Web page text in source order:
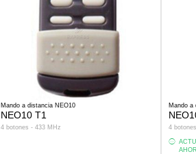
Mando a distancia NEO10
NEO10 T1
4 botones - 433 MHz
Mando a
4